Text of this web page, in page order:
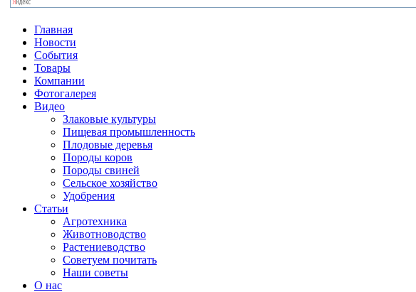
Главная
Новости
События
Товары
Компании
Фотогалерея
Видео
Злаковые культуры
Пищевая промышленность
Плодовые деревья
Породы коров
Породы свиней
Сельское хозяйство
Удобрения
Статьи
Агротехника
Животноводство
Растениеводство
Советуем почитать
Наши советы
О нас